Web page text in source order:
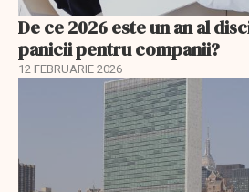
De ce 2026 este un an al
panicii pentru companii?
12 FEBRUARIE 2026